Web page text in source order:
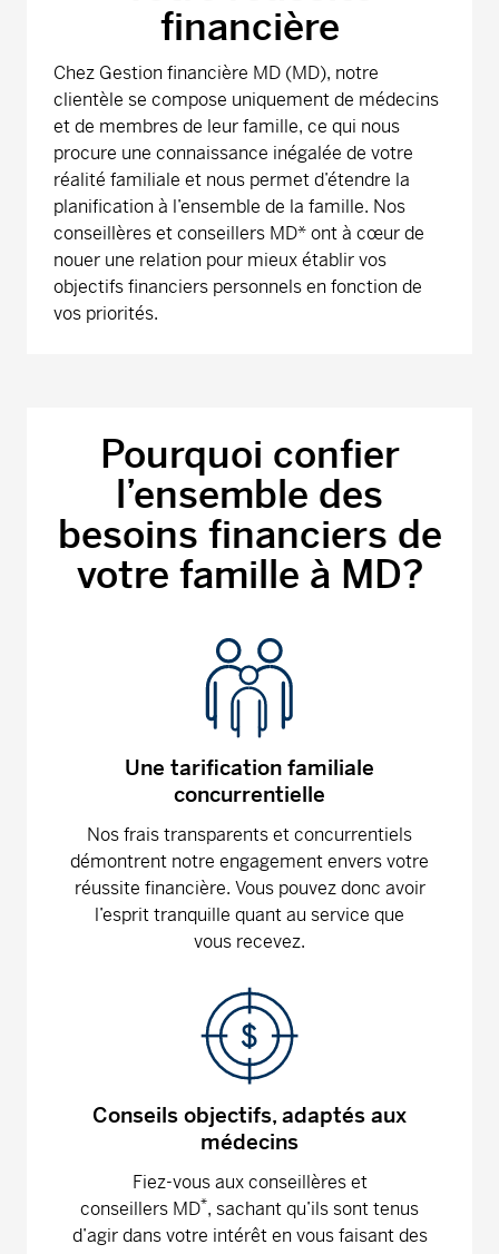
financière
Chez Gestion financière MD (MD), notre
clientèle se compose uniquement de médecins
et de membres de leur famille, ce qui nous
procure une connaissance inégalée de votre
réalité familiale et nous permet d’étendre la
planification à l’ensemble de la famille. Nos
conseillères et conseillers MD* ont à cœur de
nouer une relation pour mieux établir vos
objectifs financiers personnels en fonction de
vos priorités.
Pourquoi confier
l’ensemble des
besoins financiers de
votre famille à MD?
Une tarification familiale
concurrentielle
Nos frais transparents et concurrentiels
démontrent notre engagement envers votre
réussite financière. Vous pouvez donc avoir
l’esprit tranquille quant au service que
vous recevez.
Conseils objectifs, adaptés aux
médecins
Fiez-vous aux conseillères et
conseillers MD*, sachant qu’ils sont tenus
d’agir dans votre intérêt en vous faisant des